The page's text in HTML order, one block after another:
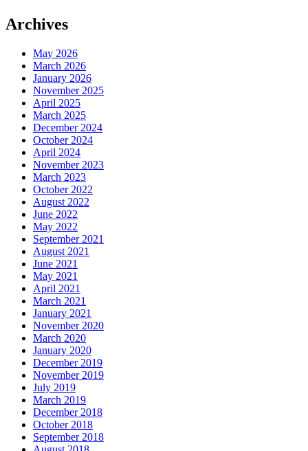
Archives
May 2026
March 2026
January 2026
November 2025
April 2025
March 2025
December 2024
October 2024
April 2024
November 2023
March 2023
October 2022
August 2022
June 2022
May 2022
September 2021
August 2021
June 2021
May 2021
April 2021
March 2021
January 2021
November 2020
March 2020
January 2020
December 2019
November 2019
July 2019
March 2019
December 2018
October 2018
September 2018